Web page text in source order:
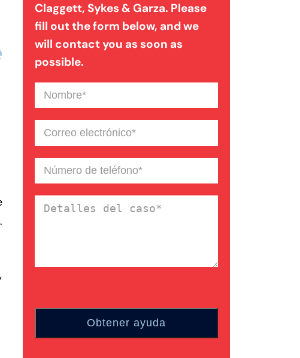
Mordedura de perro
Noticias de la Firma
Un blog de derecho de
Connecticut
Claggett, Sykes & Garza. Please
fill out the form below, and we
will contact you as soon as
possible.
Nombre(Required)
Correo
electrónico(Required)
Número
de
teléfono(Required)
Detalles
PM
PM
PM
PM
PM
PM